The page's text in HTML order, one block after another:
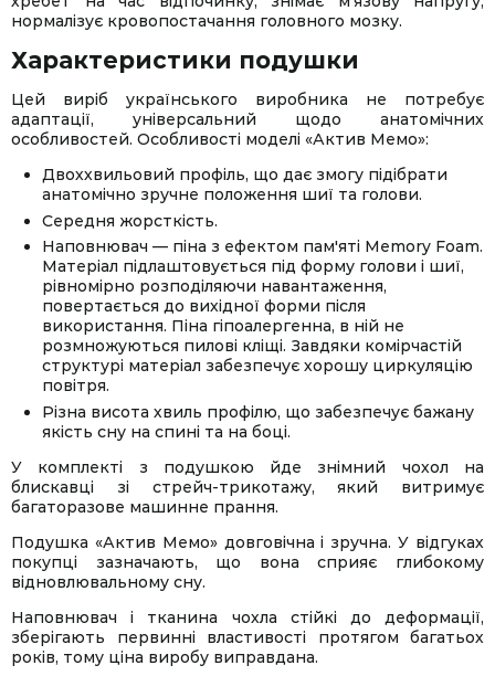
нормалізує кровопостачання головного мозку.
Характеристики подушки
Цей виріб українського виробника не потребує
адаптації, універсальний щодо анатомічних
особливостей. Особливості моделі «Актив Мемо»:
Двоххвильовий профіль, що дає змогу підібрати
анатомічно зручне положення шиї та голови.
Середня жорсткість.
Наповнювач — піна з ефектом пам'яті Memory Foam.
Матеріал підлаштовується під форму голови і шиї,
рівномірно розподіляючи навантаження,
повертається до вихідної форми після
використання. Піна гіпоалергенна, в ній не
розмножуються пилові кліщі. Завдяки комірчастій
структурі матеріал забезпечує хорошу циркуляцію
повітря.
Різна висота хвиль профілю, що забезпечує бажану
якість сну на спині та на боці.
У комплекті з подушкою йде знімний чохол на
блискавці зі стрейч-трикотажу, який витримує
багаторазове машинне прання.
Подушка «Актив Мемо» довговічна і зручна. У відгуках
покупці зазначають, що вона сприяє глибокому
відновлювальному сну.
Наповнювач і тканина чохла стійкі до деформації,
зберігають первинні властивості протягом багатьох
років, тому ціна виробу виправдана.